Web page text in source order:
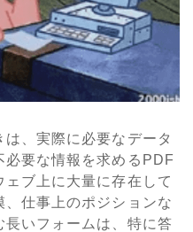
、実際に必要なデータ
要な情報を求めるPDF
ブ上に大量に存在して
仕事上のポジションな
長いフォームは、特に答